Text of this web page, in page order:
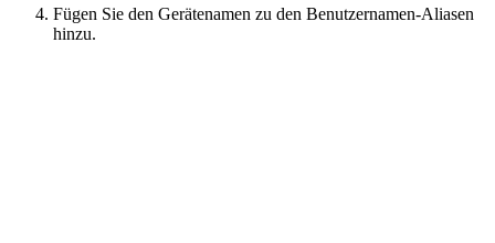
Fügen Sie den Gerätenamen zu den Benutzernamen-Aliasen
hinzu.